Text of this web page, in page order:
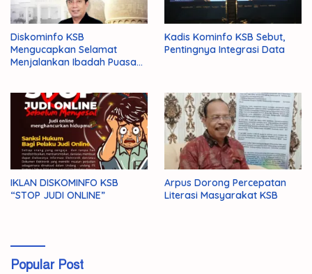
Diskominfo KSB
Mengucapkan Selamat
Menjalankan Ibadah Puasa
Kadis Kominfo KSB Sebut,
Pentingnya Integrasi Data
IKLAN DISKOMINFO KSB
“STOP JUDI ONLINE”
Arpus Dorong Percepatan
Literasi Masyarakat KSB
Popular Post